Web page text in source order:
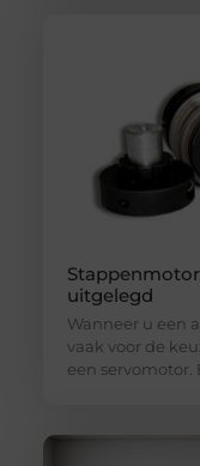
uitgelegd
Wanneer u een
vaak voor de
een